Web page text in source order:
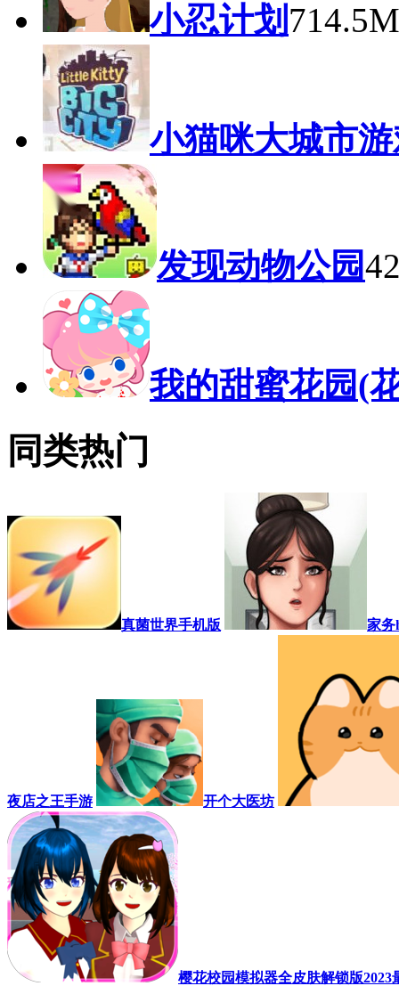
小忍计划
小猫咪大城市
发现动物公园
我的甜蜜花园(
同类热门
真菌世界手机版 家务
夜店之王手游 开个大医坊
樱花校园模拟器全皮肤解锁版2023